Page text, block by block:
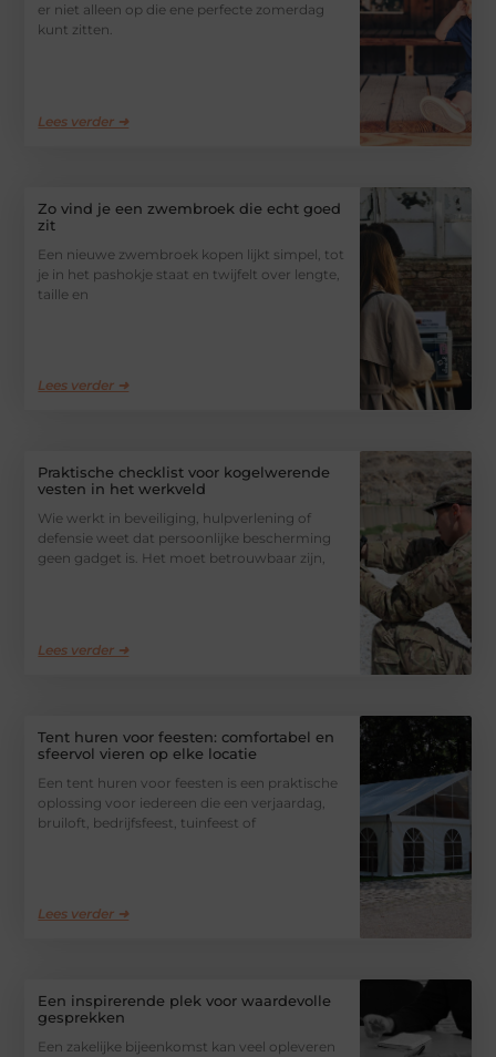
er niet alleen op die ene perfecte zomerdag
kunt zitten.
Lees verder ➜
Zo vind je een zwembroek die echt goed
zit
Een nieuwe zwembroek kopen lijkt simpel, tot
je in het pashokje staat en twijfelt over lengte,
taille en
Lees verder ➜
Praktische checklist voor kogelwerende
vesten in het werkveld
Wie werkt in beveiliging, hulpverlening of
defensie weet dat persoonlijke bescherming
geen gadget is. Het moet betrouwbaar zijn,
Lees verder ➜
Tent huren voor feesten: comfortabel en
sfeervol vieren op elke locatie
Een tent huren voor feesten is een praktische
oplossing voor iedereen die een verjaardag,
bruiloft, bedrijfsfeest, tuinfeest of
Lees verder ➜
Een inspirerende plek voor waardevolle
gesprekken
Een zakelijke bijeenkomst kan veel opleveren